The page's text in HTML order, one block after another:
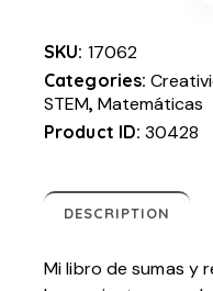
SKU: 17062
Categories:
STEM,Matemáticas
Product ID:30428
DESCRIPTION
Mi libro de sumas y